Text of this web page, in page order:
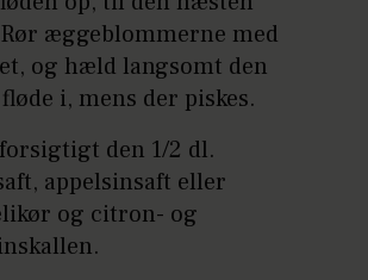
æggeblommerne med
og hæld langsomt den
i, mens der piskes.
den 1/2 dl.
appelsinsaft eller
og citron- og